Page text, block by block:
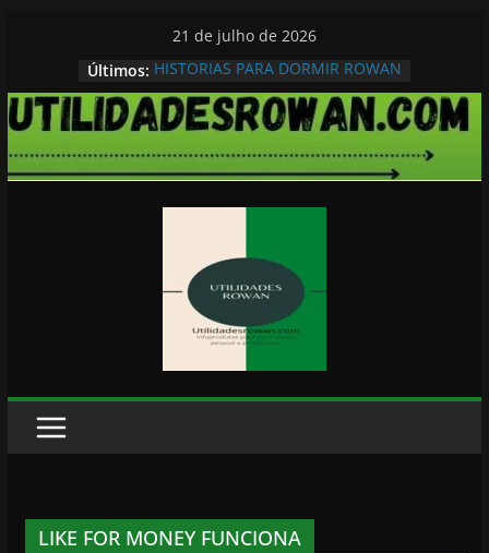
conteúdo
21 de julho de 2026
Últimos: HISTORIAS PARA DORMIR ROWAN
LIKE FOR MONEY FUNCIONA